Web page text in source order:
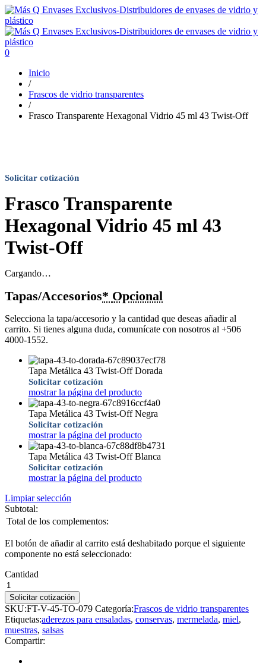
0
Inicio
/
Frascos de vidrio transparentes
/
Frasco Transparente Hexagonal Vidrio 45 ml 43 Twist-Off
Solicitar cotización
Frasco Transparente
Hexagonal Vidrio 45 ml 43
Twist-Off
Cargando…
Tapas/Accesorios* Opcional
Selecciona la tapa/accesorio y la cantidad que deseas añadir al
carrito. Si tienes alguna duda, comunícate con nosotros al +506
4000-1552.
Tapa Metálica 43 Twist-Off Dorada
Solicitar cotización
mostrar la página del producto
Tapa Metálica 43 Twist-Off Negra
Solicitar cotización
mostrar la página del producto
Tapa Metálica 43 Twist-Off Blanca
Solicitar cotización
mostrar la página del producto
Limpiar selección
Subtotal:
Total de los complementos:
El botón de añadir al carrito está deshabitado porque el siguiente
componente no está seleccionado:
Cantidad
Solicitar cotización
SKU:FT-V-45-TO-079 Categoría:Frascos de vidrio transparentes
Etiquetas:aderezos para ensaladas, conservas, mermelada, miel,
muestras, salsas
Compartir: